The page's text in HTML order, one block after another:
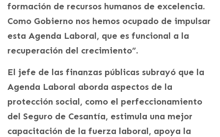
formación de recursos humanos de excelencia.
Como Gobierno nos hemos ocupado de impulsar
esta Agenda Laboral, que es funcional a la
recuperación del crecimiento”.
El jefe de las finanzas públicas subrayó que la
Agenda Laboral aborda aspectos de la
protección social, como el perfeccionamiento
del Seguro de Cesantía, estimula una mejor
capacitación de la fuerza laboral, apoya la